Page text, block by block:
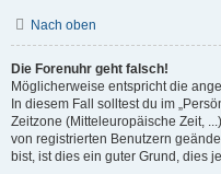
Nach oben
Die Forenuhr geht falsch!
Möglicherweise entspricht die
In diesem Fall solltest du im
Zeitzone (Mitteleuropäische Zeit,
von registrierten Benutzern
bist, ist dies ein guter Grund, dies